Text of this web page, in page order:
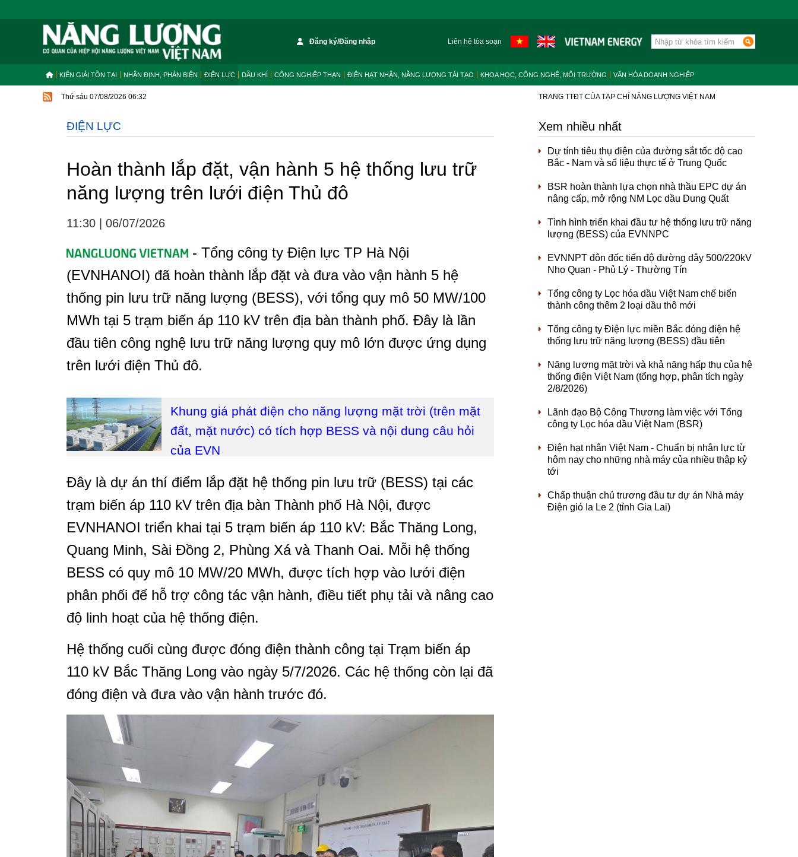
Đăng ký/Đăng nhập Liên hệ tòa soạn
KIẾN GIẢI TỒN TẠI NHẬN ĐỊNH, PHẢN BIỆN ĐIỆN LỰC DẦU KHÍ CÔNG NGHIỆP THAN ĐIỆN HẠT NHÂN, NĂNG LƯỢNG TÁI TẠO KHOA HỌC, CÔNG NGHỆ, MÔI TRƯỜNG VĂN HÓA DOANH NGHIỆP
Thứ sáu 07/08/2026 06:32 TRANG TTĐT CỦA TẠP CHÍ NĂNG LƯỢNG VIỆT NAM
ĐIỆN LỰC
Hoàn thành lắp đặt, vận hành 5 hệ thống lưu trữ
năng lượng trên lưới điện Thủ đô
11:30 06/07/2026
- Tổng công ty Điện lực TP Hà Nội
(EVNHANOI) đã hoàn thành lắp đặt và đưa vào vận hành 5 hệ
thống pin lưu trữ năng lượng (BESS), với tổng quy mô 50 MW/100
MWh tại 5 trạm biến áp 110 kV trên địa bàn thành phố. Đây là lần
đầu tiên công nghệ lưu trữ năng lượng quy mô lớn được ứng dụng
trên lưới điện Thủ đô.
Khung giá phát điện cho năng lượng mặt trời (trên mặt
đất, mặt nước) có tích hợp BESS và nội dung câu hỏi
của EVN
Đây là dự án thí điểm lắp đặt hệ thống pin lưu trữ (BESS) tại các
trạm biến áp 110 kV trên địa bàn Thành phố Hà Nội, được
EVNHANOI triển khai tại 5 trạm biến áp 110 kV: Bắc Thăng Long,
Quang Minh, Sài Đồng 2, Phùng Xá và Thanh Oai. Mỗi hệ thống
BESS có quy mô 10 MW/20 MWh, được tích hợp vào lưới điện
phân phối để hỗ trợ công tác vận hành, điều tiết phụ tải và nâng cao
độ linh hoạt của hệ thống điện.
Hệ thống cuối cùng được đóng điện thành công tại Trạm biến áp
110 kV Bắc Thăng Long vào ngày 5/7/2026. Các hệ thống còn lại đã
đóng điện và đưa vào vận hành trước đó.
Xem nhiều nhất
Dự tính tiêu thụ điện của đường sắt tốc độ cao
Bắc - Nam và số liệu thực tế ở Trung Quốc
BSR hoàn thành lựa chọn nhà thầu EPC dự án
nâng cấp, mở rộng NM Lọc dầu Dung Quất
Tình hình triển khai đầu tư hệ thống lưu trữ năng
lượng (BESS) của EVNNPC
EVNNPT đôn đốc tiến độ đường dây 500/220kV
Nho Quan - Phủ Lý - Thường Tín
Tổng công ty Lọc hóa dầu Việt Nam chế biến
thành công thêm 2 loại dầu thô mới
Tổng công ty Điện lực miền Bắc đóng điện hệ
thống lưu trữ năng lượng (BESS) đầu tiên
Năng lượng mặt trời và khả năng hấp thụ của hệ
thống điện Việt Nam (tổng hợp, phân tích ngày
2/8/2026)
Lãnh đạo Bộ Công Thương làm việc với Tổng
công ty Lọc hóa dầu Việt Nam (BSR)
Điện hạt nhân Việt Nam - Chuẩn bị nhân lực từ
hôm nay cho những nhà máy của nhiều thập kỷ
tới
Chấp thuận chủ trương đầu tư dự án Nhà máy
Điện gió Ia Le 2 (tỉnh Gia Lai)